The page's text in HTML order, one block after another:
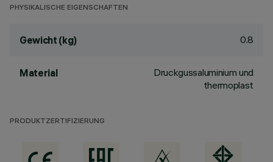
PHYSIKALISCHE EIGENSCHAFTEN
Gewicht (kg) 0.8
Material
Druckgussaluminium und
thermoplast
PRODUKTZERTIFIZIERUNG